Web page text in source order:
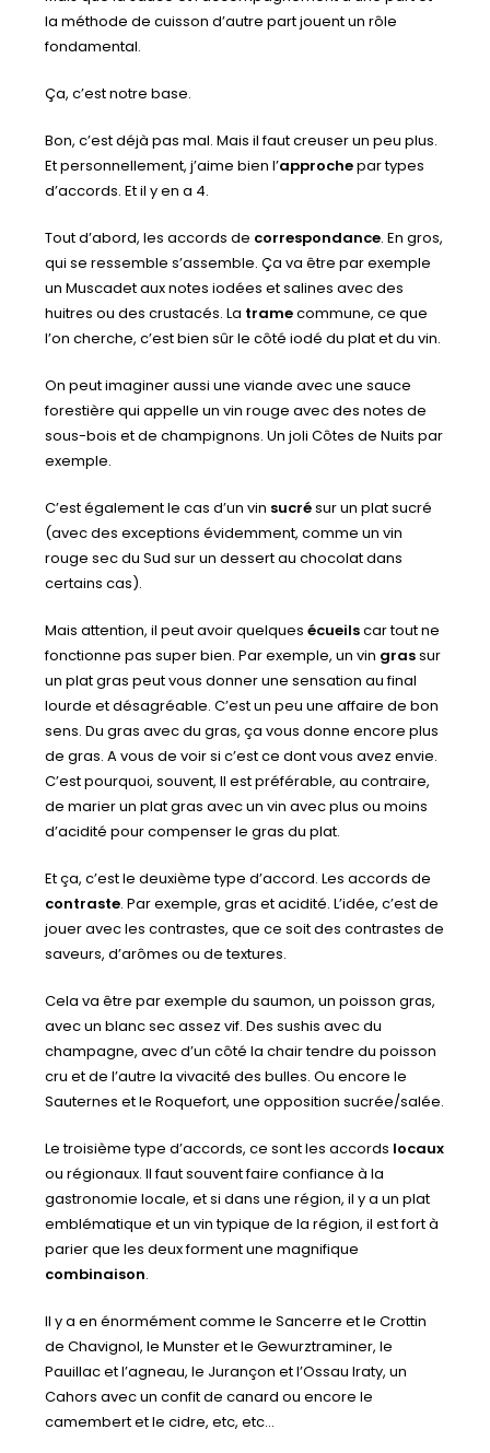
la méthode de cuisson d’autre part jouent un rôle
fondamental.
Ça, c’est notre base.
Bon, c’est déjà pas mal. Mais il faut creuser un peu plus.
Et personnellement, j’aime bien l’approchepar types
d’accords. Et il y en a 4.
Tout d’abord, les accords de correspondance. En gros,
qui se ressemble s’assemble. Ça va être par exemple
un Muscadet aux notes iodées et salines avec des
huitres ou des crustacés. La tramecommune, ce que
l’on cherche, c’est bien sûr le côté iodé du plat et du vin.
On peut imaginer aussi une viande avec une sauce
forestière qui appelle un vin rouge avec des notes de
sous-bois et de champignons. Un joli Côtes de Nuits par
exemple.
C’est également le cas d’un vin sucrésur un plat sucré
(avec des exceptions évidemment, comme un vin
rouge sec du Sud sur un dessert au chocolat dans
certains cas).
Mais attention, il peut avoir quelquesécueilscar tout ne
fonctionne pas super bien. Par exemple, un vin grassur
un plat gras peut vous donner une sensation au final
lourde et désagréable. C’est un peu une affaire de bon
sens. Du gras avec du gras, ça vous donne encore plus
de gras. A vous de voir si c’est ce dont vous avez envie.
C’est pourquoi, souvent, Il est préférable, au contraire,
de marier un plat gras avec un vin avec plus ou moins
d’acidité pour compenser le gras du plat.
Et ça, c’est le deuxième type d’accord. Les accords de
contraste. Par exemple, gras et acidité. L’idée, c’est de
jouer avec les contrastes, que ce soit des contrastes de
saveurs, d’arômes ou de textures.
Cela va être par exemple du saumon, un poisson gras,
avec un blanc sec assez vif. Des sushis avec du
champagne, avec d’un côté la chair tendre du poisson
cru et de l’autre la vivacité des bulles. Ou encore le
Sauternes et le Roquefort, une opposition sucrée/salée.
Le troisième type d’accords, ce sont les accords locaux
ou régionaux. Il faut souvent faire confiance à la
gastronomie locale, et si dans une région, il y a un plat
emblématique et un vin typique de la région, il est fort à
parier que les deux forment une magnifique
combinaison.
Il y a en énormément comme le Sancerre et le Crottin
de Chavignol, le Munster et le Gewurztraminer, le
Pauillac et l’agneau, le Jurançon et l’Ossau Iraty, un
Cahors avec un confit de canard ou encore le
camembert et le cidre, etc, etc…